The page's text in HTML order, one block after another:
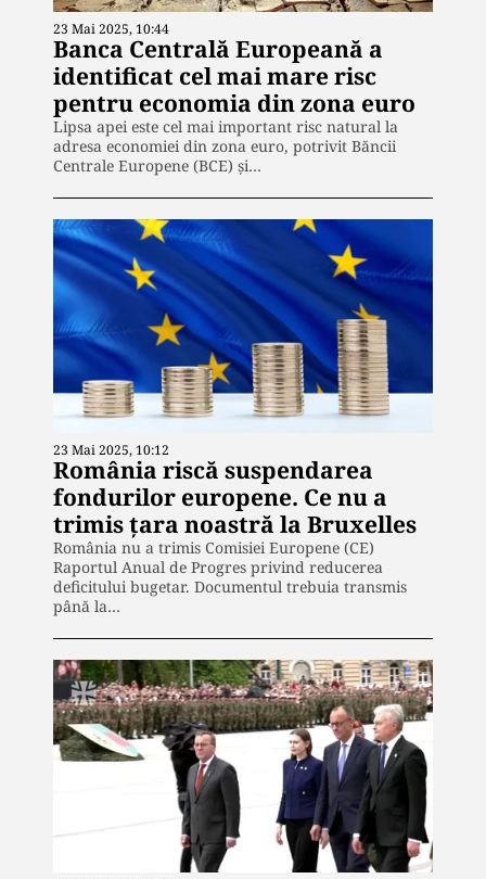
23 Mai 2025, 10:44
Banca Centrală Europeană a
identificat cel mai mare risc
pentru economia din zona euro
Lipsa apei este cel mai important risc natural la
adresa economiei din zona euro, potrivit Băncii
Centrale Europene (BCE) și…
23 Mai 2025, 10:12
România riscă suspendarea
fondurilor europene. Ce nu a
trimis țara noastră la Bruxelles
România nu a trimis Comisiei Europene (CE)
Raportul Anual de Progres privind reducerea
deficitului bugetar. Documentul trebuia transmis
până la…